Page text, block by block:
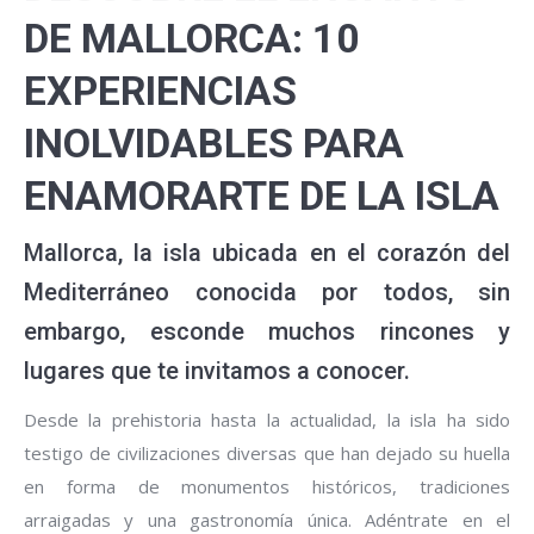
DE MALLORCA: 10
EXPERIENCIAS
INOLVIDABLES PARA
ENAMORARTE DE LA ISLA
Mallorca, la isla ubicada en el corazón del
Mediterráneo conocida por todos, sin
embargo, esconde muchos rincones y
lugares que te invitamos a conocer.
Desde la prehistoria hasta la actualidad, la isla ha sido
testigo de civilizaciones diversas que han dejado su huella
en forma de monumentos históricos, tradiciones
arraigadas y una gastronomía única. Adéntrate en el